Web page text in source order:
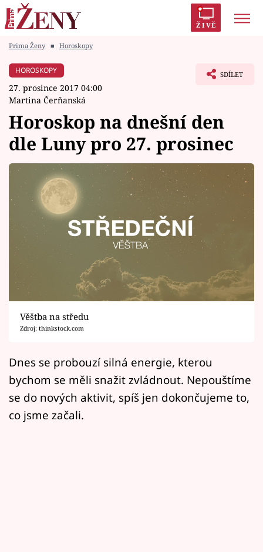
ŽIVĚ
Módní alarm
Témata
Celebrity
Vztahy
Seriály
Horoskopy
Sledujte prima+
Filmový festival Karlovy Vary
Mámy sobě
Přihlášení
Prima Ženy ■ Horoskopy
HOROSKOPY
27. prosince 2017 04:00
Martina Čerňanská
SDÍLET
Horoskop na dnešní den
dle Luny pro 27. prosinec
Věštba na středu
Zdroj: thinkstock.com
Dnes se probouzí silná energie, kterou
bychom se měli snažit zvládnout. Nepouštíme
se do nových aktivit, spíš jen dokončujeme to,
co jsme začali.